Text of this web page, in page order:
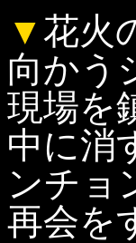
▼ 花火
向かう
現場を
中に消
ンチョ
再会を